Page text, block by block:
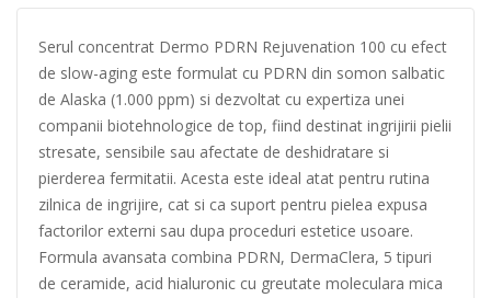
Serul concentrat Dermo PDRN Rejuvenation 100 cu efect
de slow-aging este formulat cu PDRN din somon salbatic
de Alaska (1.000 ppm) si dezvoltat cu expertiza unei
companii biotehnologice de top, fiind destinat ingrijirii pielii
stresate, sensibile sau afectate de deshidratare si
pierderea fermitatii. Acesta este ideal atat pentru rutina
zilnica de ingrijire, cat si ca suport pentru pielea expusa
factorilor externi sau dupa proceduri estetice usoare.
Formula avansata combina PDRN, DermaClera, 5 tipuri
de ceramide, acid hialuronic cu greutate moleculara mica